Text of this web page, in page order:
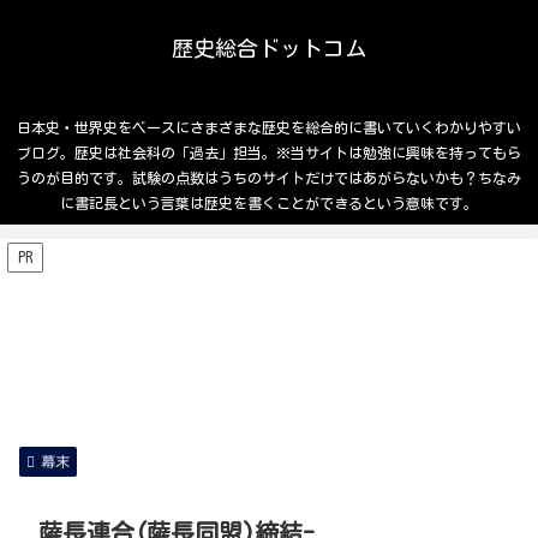
歴史総合ドットコム
日本史・世界史をベースにさまざまな歴史を総合的に書いていくわかりやすい
ブログ。歴史は社会科の「過去」担当。※当サイトは勉強に興味を持ってもら
うのが目的です。試験の点数はうちのサイトだけではあがらないかも？ちなみ
に書記長という言葉は歴史を書くことができるという意味です。
PR
幕末
薩長連合(薩長同盟)締結-